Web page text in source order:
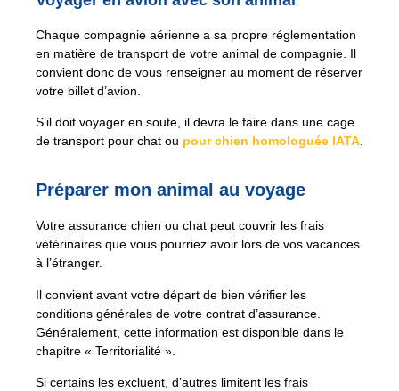
Chaque compagnie aérienne a sa propre réglementation
en matière de transport de votre animal de compagnie. Il
convient donc de vous renseigner au moment de réserver
votre billet d’avion.
S’il doit voyager en soute, il devra le faire dans une cage
de transport pour chat ou pour chien homologuée IATA
Préparer mon animal au voyage
Votre assurance chien ou chat peut couvrir les frais
vétérinaires que vous pourriez avoir lors de vos vacances
à l’étranger.
Il convient avant votre départ de bien vérifier les
conditions générales de votre contrat d’assurance.
Généralement, cette information est disponible dans le
chapitre « Territorialité ».
Si certains les excluent, d’autres limitent les frais